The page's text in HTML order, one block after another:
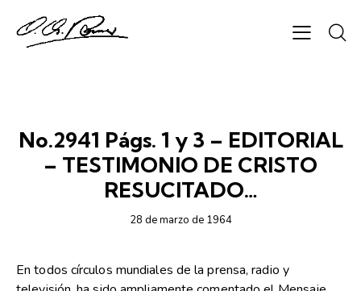
No.2941 Págs. 1 y 3 – EDITORIAL
– TESTIMONIO DE CRISTO
RESUCITADO…
28 de marzo de 1964
En todos círculos mundiales de la prensa, radio y